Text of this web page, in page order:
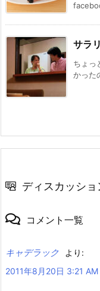
サラ
ちょっ
かった
ディスカッショ
コメント一覧
キャデラック
より:
2011年8月20日 3:21 AM